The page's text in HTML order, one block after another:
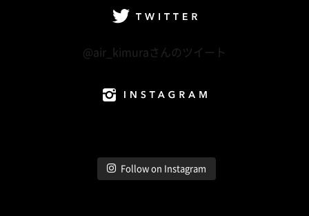
@air_kimuraさんのツイート
Follow on Instagram